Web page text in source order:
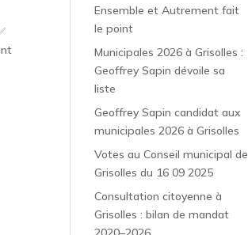
Ensemble et Autrement fait
le point
Municipales 2026 à Grisolles :
Geoffrey Sapin dévoile sa
liste
Geoffrey Sapin candidat aux
municipales 2026 à Grisolles
Votes au Conseil municipal de
Grisolles du 16 09 2025
Consultation citoyenne à
Grisolles : bilan de mandat